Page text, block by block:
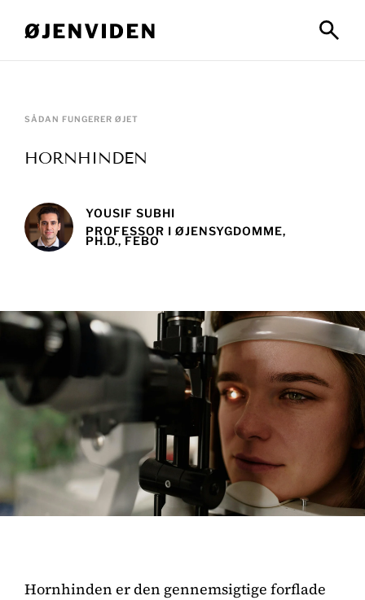
SÅDAN FUNGERER ØJET
HORNHINDEN
YOUSIF SUBHI
PROFESSOR I ØJENSYGDOMME,
PH.D., FEBO
Hornhinden er den gennemsigtige forflade